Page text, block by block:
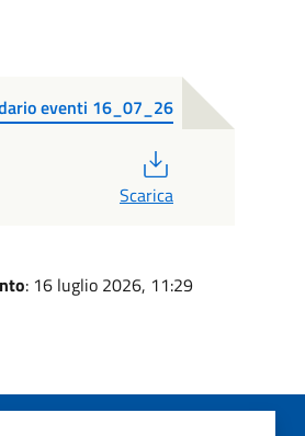
eventi 16_07_26
Scarica
: 16 luglio 2026, 11:29